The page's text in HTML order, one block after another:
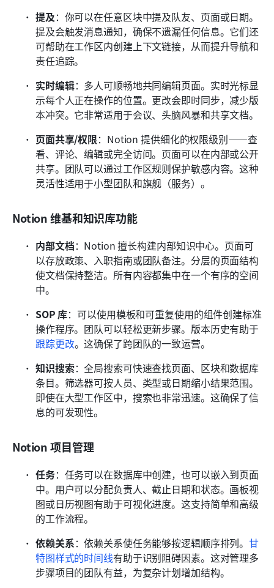
提及：你可以在任意区块中提及队友、页面或日期。
提及会触发消息通知，确保不遗漏任何信息。它们还
可帮助在工作区内创建上下文链接，从而提升导航和
责任追踪。
实时编辑：多人可顺畅地共同编辑页面。实时光标显
示每个人正在操作的位置。更改会即时同步，减少版
本冲突。它非常适用于会议、头脑风暴和共享文档。
页面共享/权限：Notion 提供细化的权限级别——查
看、评论、编辑或完全访问。页面可以在内部或公开
共享。团队可以通过工作区规则保护敏感内容。这种
灵活性适用于小型团队和旗舰（服务）。
Notion 维基和知识库功能
内部文档：Notion 擅长构建内部知识中心。页面可
以存放政策、入职指南或团队备注。分层的页面结构
使文档保持整洁。所有内容都集中在一个有序的空间
中。
SOP 库：可以使用模板和可重复使用的组件创建标准
操作程序。团队可以轻松更新步骤。版本历史有助于
跟踪更改。这确保了跨团队的一致运营。
知识搜索：全局搜索可快速查找页面、区块和数据库
条目。筛选器可按人员、类型或日期缩小结果范围。
即使在大型工作区中，搜索也非常迅速。这确保了信
息的可发现性。
Notion 项目管理
任务：任务可以在数据库中创建，也可以嵌入到页面
中。用户可以分配负责人、截止日期和状态。画板视
图或日历视图有助于可视化进度。这支持简单和高级
的工作流程。
依赖关系：依赖关系使任务能够按逻辑顺序排列。甘
特图样式的时间线有助于识别阻碍因素。这对管理多
步骤项目的团队有益，为复杂计划增加结构。